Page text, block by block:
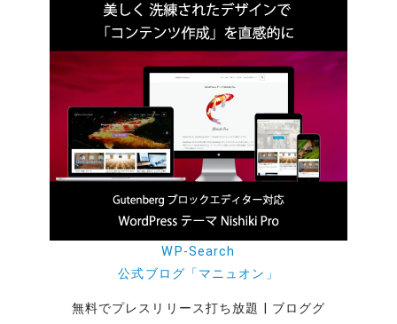
WP-Search
公式ブログ「マニュオン」
無料でプレスリリース打ち放題 | ブロググ